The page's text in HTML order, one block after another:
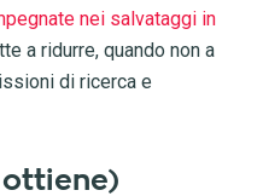
nei salvataggi in
a ridurre, quando non a
di ricerca e